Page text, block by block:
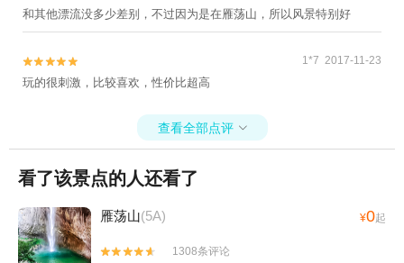
和其他漂流没多少差别，不过因为是在雁荡山，所以风景特别好

 1*7 2017-11-23
玩的很刺激，比较喜欢，性价比超高
查看全部点评 
看了该景点的人还看了
雁荡山(5A) ¥0起


1308条评论